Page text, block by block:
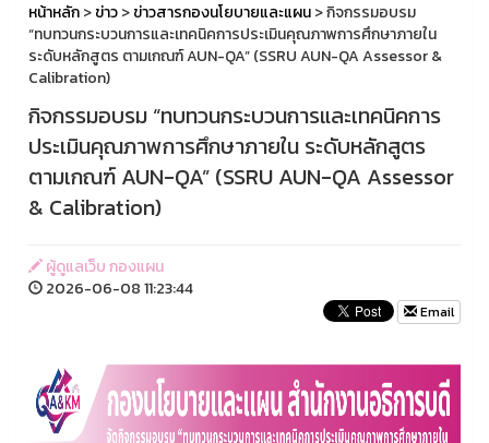
หน้าหลัก>ข่าว>ข่าวสารกองนโยบายและแผน> กิจกรรมอบรม
“ทบทวนกระบวนการและเทคนิคการประเมินคุณภาพการศึกษาภายใน
ระดับหลักสูตร ตามเกณฑ์ AUN-QA” (SSRU AUN-QA Assessor &
Calibration)
กิจกรรมอบรม “ทบทวนกระบวนการและเทคนิคการ
ประเมินคุณภาพการศึกษาภายใน ระดับหลักสูตร
ตามเกณฑ์ AUN-QA” (SSRU AUN-QA Assessor
& Calibration)
ผู้ดูแลเว็บ กองแผน
2026-06-08 11:23:44
Email